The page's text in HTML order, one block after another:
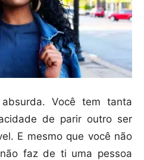
Você tem tanta
de parir outro ser
E mesmo que você não
faz de ti uma pessoa